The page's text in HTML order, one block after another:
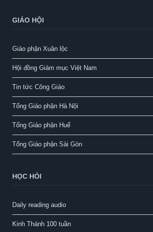
GIÁO HỘI
Giáo phận Xuân lộc
Hội đồng Giám mục Việt Nam
Tin tức Công Giáo
Tổng Giáo phận Hà Nội
Tổng Giáo phận Huế
Tổng Giáo phận Sài Gòn
HỌC HỎI
Daily reading audio
Kinh Thánh 100 tuần